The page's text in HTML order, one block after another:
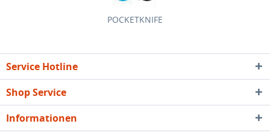
POCKETKNIFE
Service Hotline
Shop Service
Informationen